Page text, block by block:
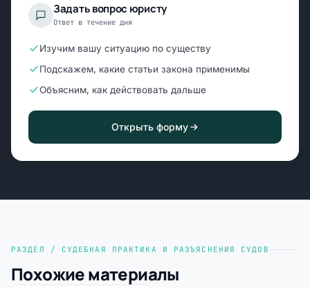
Задать вопрос юристу
Ответ в течение дня
Изучим вашу ситуацию по существу
Подскажем, какие статьи закона применимы
Объясним, как действовать дальше
Открыть форму
РАЗДЕЛ / СУДЕБНАЯ ПРАКТИКА И РАЗЪЯСНЕНИЯ СУДОВ
Похожие материалы